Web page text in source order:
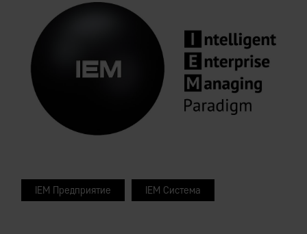
IEM Предприятие IEM Система